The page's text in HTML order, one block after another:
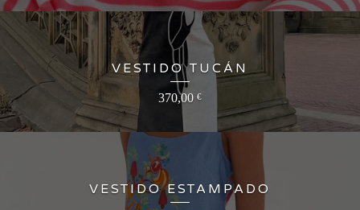
VESTIDO TUCÁN
370,00 €
VESTIDO ESTAMPADO